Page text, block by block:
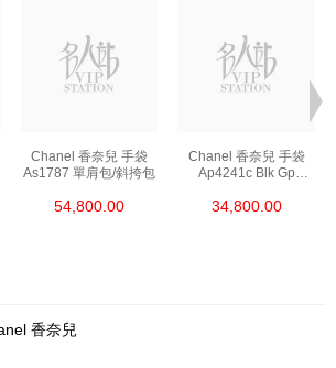
Chanel 香奈兒 手袋
As1787 單肩包/斜挎包
54,800.00
Chanel 香奈兒 手袋
Ap4241c Blk Gp
34,800.00
香奈兒